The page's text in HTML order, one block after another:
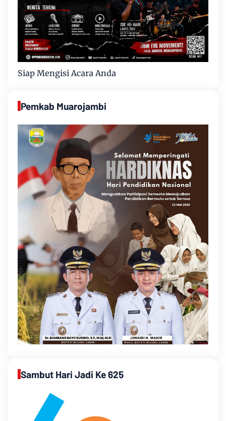
Siap Mengisi Acara Anda
Pemkab Muarojambi
Sambut Hari Jadi Ke 625